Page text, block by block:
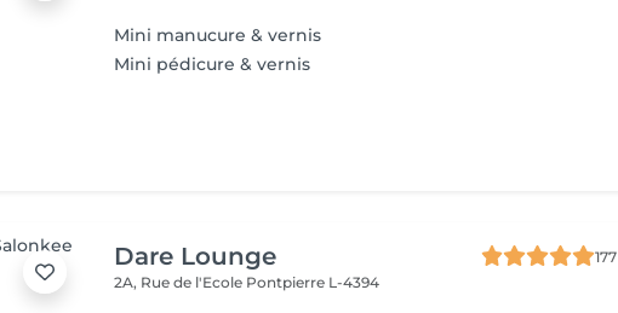
Mini manucure & vernis
Mini pédicure & vernis
Dare Lounge
177
2A, Rue de l'Ecole Pontpierre L-4394